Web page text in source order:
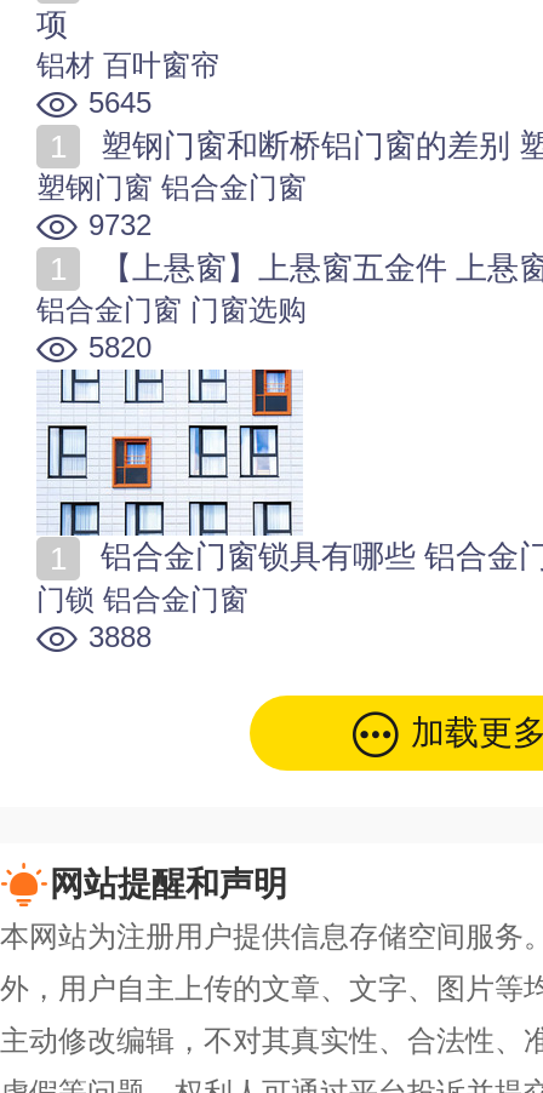
项
铝材 百叶窗帘
5645
塑钢门窗和断桥铝门窗的差别
塑钢门窗 铝合金门窗
9732
【上悬窗】上悬窗五金件 上悬
铝合金门窗 门窗选购
5820
铝合金门窗锁具有哪些 铝合金
门锁 铝合金门窗
3888
加载更
网站提醒和声明
本网站为注册用户提供信息存储空间服务
外，用户自主上传的文章、文字、图片等
主动修改编辑，不对其真实性、合法性、